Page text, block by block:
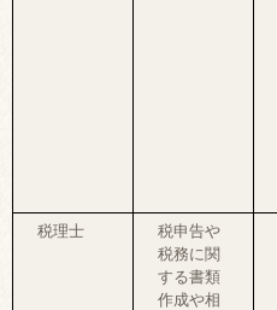
税理士
税申告や
税務に関
する書類
作成や相